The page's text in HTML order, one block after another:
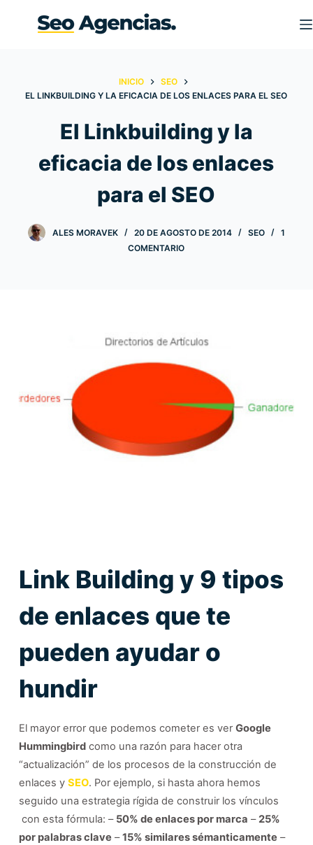
INICIO
SEO
EL LINKBUILDING Y LA EFICACIA DE LOS ENLACES PARA EL SEO
El Linkbuilding y la
eficacia de los enlaces
para el SEO
ALES MORAVEK 20 DE AGOSTO DE 2014 SEO
1
COMENTARIO
Link Building y 9 tipos
de enlaces que te
pueden ayudar o
hundir
El mayor error que podemos cometer es ver Google
Hummingbirdcomo una razón para hacer otra
“actualización” de los procesos de la construcción de
enlaces y SEO. Por ejemplo, si hasta ahora hemos
seguido una estrategia rígida de construir los vínculos
con esta fórmula: – 50% de enlaces por marca –25%
por palabras clave –15% similares sémanticamente –